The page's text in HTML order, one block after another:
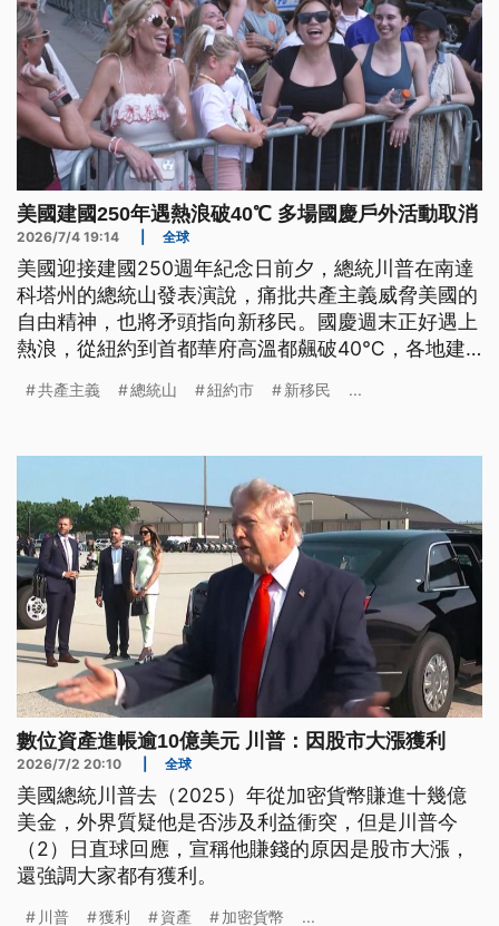
美國建國250年遇熱浪破40℃ 多場國慶戶外活動取消
2026/7/4 19:14 全球
美國迎接建國250週年紀念日前夕，總統川普在南達
科塔州的總統山發表演說，痛批共產主義威脅美國的
自由精神，也將矛頭指向新移民。國慶週末正好遇上
熱浪，從紐約到首都華府高溫都飆破40℃，各地建
共產主義 總統山 紐約市 新移民 ...
數位資產進帳逾10億美元 川普：因股市大漲獲利
2026/7/2 20:10 全球
美國總統川普去（2025）年從加密貨幣賺進十幾億
美金，外界質疑他是否涉及利益衝突，但是川普今
（2）日直球回應，宣稱他賺錢的原因是股市大漲，
還強調大家都有獲利。
川普 獲利 資產 加密貨幣 ...